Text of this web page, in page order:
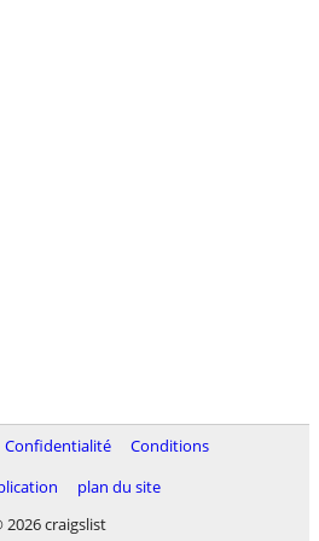
Confidentialité
Conditions
plan du site
2026 craigslist